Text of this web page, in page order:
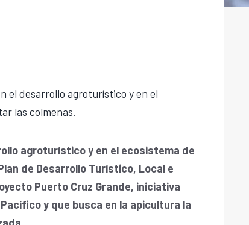
el desarrollo agroturístico y en el
las colmenas.
agroturístico y en el ecosistema de
de Desarrollo Turístico, Local e
Puerto Cruz Grande, iniciativa
y que busca en la apicultura la